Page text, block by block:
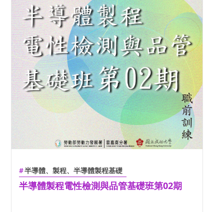
半導體、製程、半導體製程基礎
半導體製程電性檢測與品管基礎班第02期